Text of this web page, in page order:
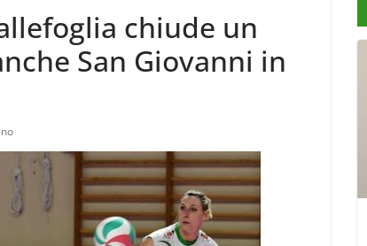
chiude un
San Giovanni in